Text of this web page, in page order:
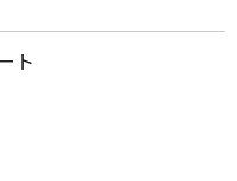
ト